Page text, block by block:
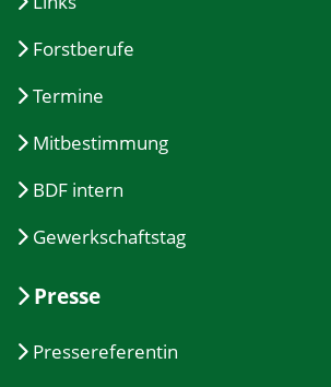
Forstberufe
Termine
Mitbestimmung
BDF intern
Gewerkschaftstag
Presse
Pressereferentin